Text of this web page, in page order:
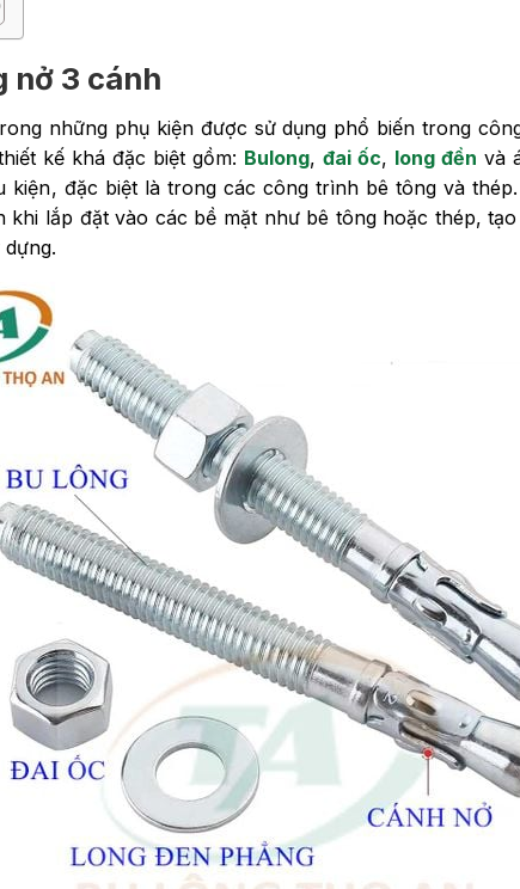
nở 3 cánh
những phụ kiện được sử dụng phổ biến trong
kế khá đặc biệt gồm: Bulong, đai ốc, long đền và
kiện, đặc biệt là trong các công trình bê tông và
khi lắp đặt vào các bề mặt như bê tông hoặc thép,